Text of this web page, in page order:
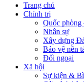
Trang chủ
Chính trị
Quốc phòng
Nhân sự
Xây dựng
Bảo vệ nền
Đối ngoại
Xã hội
Sự kiện &